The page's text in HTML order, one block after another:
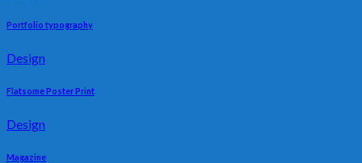
Portfolio typography
Design
Flatsome Poster Print
Design
Magazine